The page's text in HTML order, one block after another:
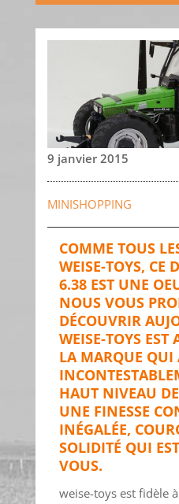
9 janvier 2015
MINISHOPPING
COMME TOUS
WEISE-TOYS, CE
6.38 EST UNE
NOUS VOUS
DÉCOUVRIR
WEISE-TOYS EST
LA MARQUE QUI
HAUT NIVEAU
UNE FINESSE
INÉGALÉE,
SOLIDITÉ QUI
VOUS.
weise-toys est fidèle